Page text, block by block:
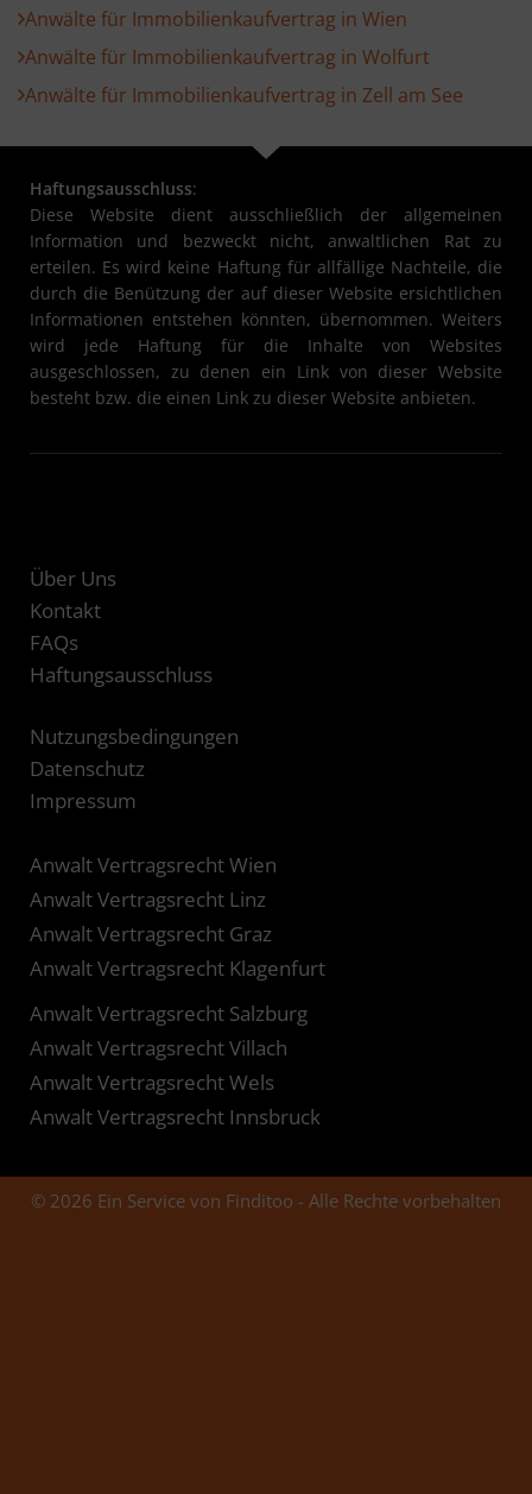
Anwälte für Immobilienkaufvertrag in Wien
Anwälte für Immobilienkaufvertrag in Wolfurt
Anwälte für Immobilienkaufvertrag in Zell am See
Haftungsausschluss:
Diese Website dient ausschließlich der allgemeinen
Information und bezweckt nicht, anwaltlichen Rat zu
erteilen. Es wird keine Haftung für allfällige Nachteile, die
durch die Benützung der auf dieser Website ersichtlichen
Informationen entstehen könnten, übernommen. Weiters
wird jede Haftung für die Inhalte von Websites
ausgeschlossen, zu denen ein Link von dieser Website
besteht bzw. die einen Link zu dieser Website anbieten.
Über Uns
Kontakt
FAQs
Haftungsausschluss
Nutzungsbedingungen
Datenschutz
Impressum
Anwalt Vertragsrecht Wien
Anwalt Vertragsrecht Linz
Anwalt Vertragsrecht Graz
Anwalt Vertragsrecht Klagenfurt
Anwalt Vertragsrecht Salzburg
Anwalt Vertragsrecht Villach
Anwalt Vertragsrecht Wels
Anwalt Vertragsrecht Innsbruck
© 2026 Ein Service von Finditoo - Alle Rechte vorbehalten